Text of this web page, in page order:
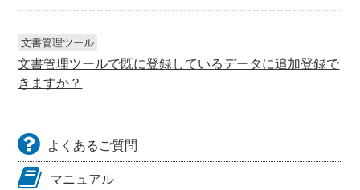
文書管理ツール
文書管理ツールで既に登録しているデータに追加登録で
きますか？
よくあるご質問
マニュアル